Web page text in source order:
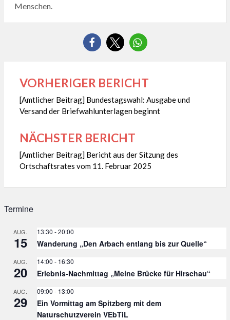
Menschen.
Beitragsnavigation
VORHERIGER BERICHT
[Amtlicher Beitrag] Bundestagswahl: Ausgabe und
Versand der Briefwahlunterlagen beginnt
NÄCHSTER BERICHT
[Amtlicher Beitrag] Bericht aus der Sitzung des
Ortschaftsrates vom 11. Februar 2025
Termine
AUG.
15
13:30 -20:00
Wanderung „Den Arbach entlang bis zur Quelle“
AUG.
20
14:00 - 16:30
Erlebnis-Nachmittag „Meine Brücke für Hirschau“
AUG.
29
09:00 - 13:00
Ein Vormittag am Spitzberg mit dem
Naturschutzverein VEbTiL